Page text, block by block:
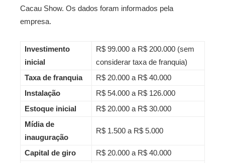
Cacau Show. Os dados foram informados pela
empresa.
Investimento
inicial
R$ 99.000 a R$ 200.000 (sem
considerar taxa de franquia)
Taxa de franquia
R$ 20.000 a R$ 40.000
Instalação
R$ 54.000 a R$ 126.000
Estoque inicial
R$ 20.000 a R$ 30.000
Mídia de
inauguração
R$ 1.500 a R$ 5.000
Capital de giro R$ 20.000 a R$ 40.000